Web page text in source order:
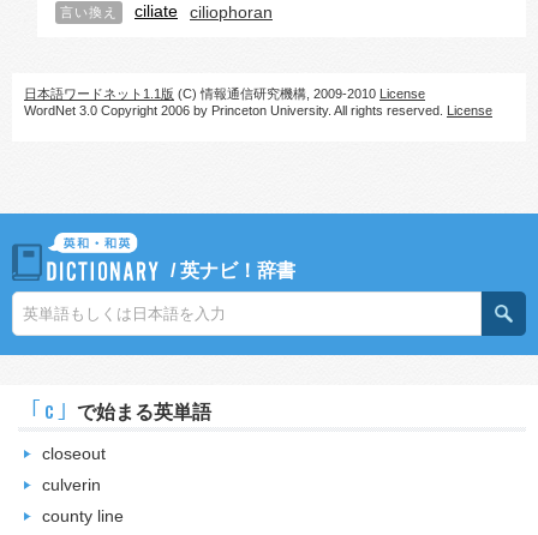
言い換え ciliate ciliophoran
日本語ワードネット1.1版 (C) 情報通信研究機構, 2009-2010 License
WordNet 3.0 Copyright 2006 by Princeton University. All rights reserved. License
/英ナビ！辞書
｢c｣ で始まる英単語
closeout
culverin
county line